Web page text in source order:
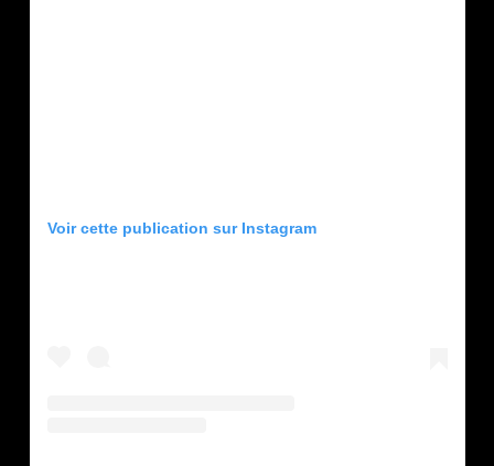
Voir cette publication sur Instagram